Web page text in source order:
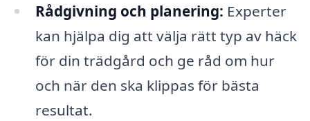
Rådgivning och planering: Experter
kan hjälpa dig att välja rätt typ av häck
för din trädgård och ge råd om hur
och när den ska klippas för bästa
resultat.